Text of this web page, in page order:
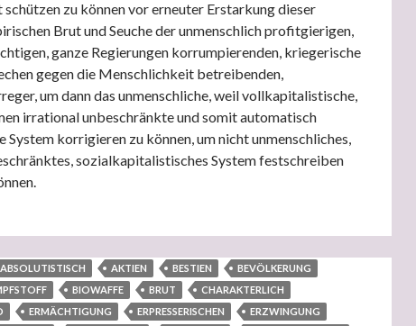
zu können vor erneuter Erstarkung dieser
Brut und Seuche der unmenschlich profitgierigen,
ganze Regierungen korrumpierenden, kriegerische
gegen die Menschlichkeit betreibenden,
um dann das unmenschliche, weil vollkapitalistische,
irrational unbeschränkte und somit automatisch
System korrigieren zu können, um nicht unmenschliches,
sozialkapitalistisches System festschreiben
österreichischen Bevölkerung sei hiermit das Mitgefühl unserer
ABSOLUTISTISCH AKTIEN BESTIEN
BEVÖLKERUNG
BIOWAFFE BRUT
CHARAKTERLICH
ERMÄCHTIGUNG ERPRESSERISCHEN
ERZWINGUNG